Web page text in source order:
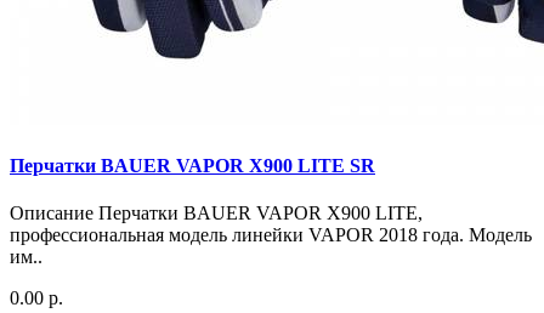
Перчатки BAUER VAPOR X900 LITE SR
Описание Перчатки BAUER VAPOR X900 LITE,
профессиональная модель линейки VAPOR 2018 года. Модель
им..
0.00 р.